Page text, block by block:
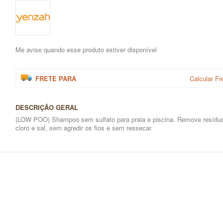
Me avise quando esse produto estiver disponível
FRETE PARA Calcular
DESCRIÇÃO GERAL
(LOW POO) Shampoo sem sulfato para praia e piscina. Remove
cloro e sal, sem agredir os fios e sem ressecar.